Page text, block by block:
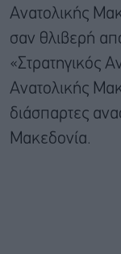
Ανατολικής
σαν θλιβερή
«Στρατηγικός
Ανατολικής
διάσπαρτες
Μακεδονία.